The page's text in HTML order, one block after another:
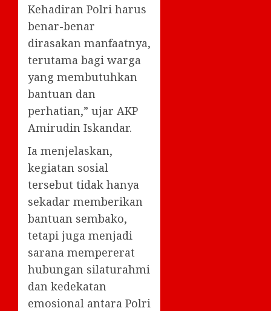
Kehadiran Polri harus
benar-benar
dirasakan manfaatnya,
terutama bagi warga
yang membutuhkan
bantuan dan
perhatian,” ujar AKP
Amirudin Iskandar.
Ia menjelaskan,
kegiatan sosial
tersebut tidak hanya
sekadar memberikan
bantuan sembako,
tetapi juga menjadi
sarana mempererat
hubungan silaturahmi
dan kedekatan
emosional antara Polri